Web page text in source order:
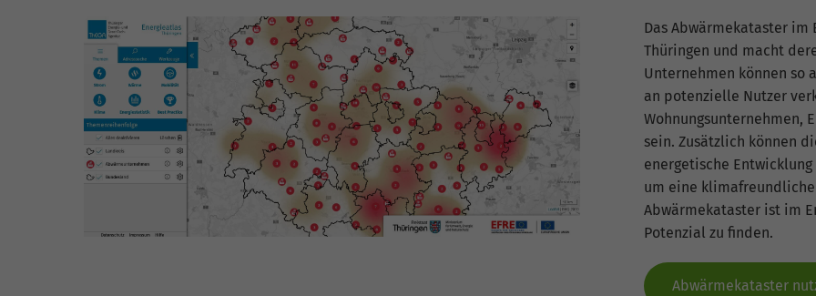
Das Abwärmekataster
Thüringen und macht
Unternehmen können so
an potenzielle Nutzer
Wohnungsunternehmen,
sein. Zusätzlich können
energetische
um eine klimafreundliche
Abwärmekataster ist im
Potenzial zu finden.
Abwärmekataster